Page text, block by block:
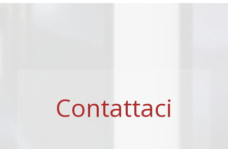
Contattaci